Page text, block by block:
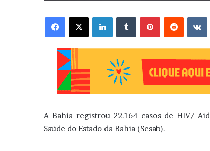
Facebook X Linkedin
A Bahia registrou 22.164 casos de HIV/
Saúde do Estado da Bahia (Sesab).